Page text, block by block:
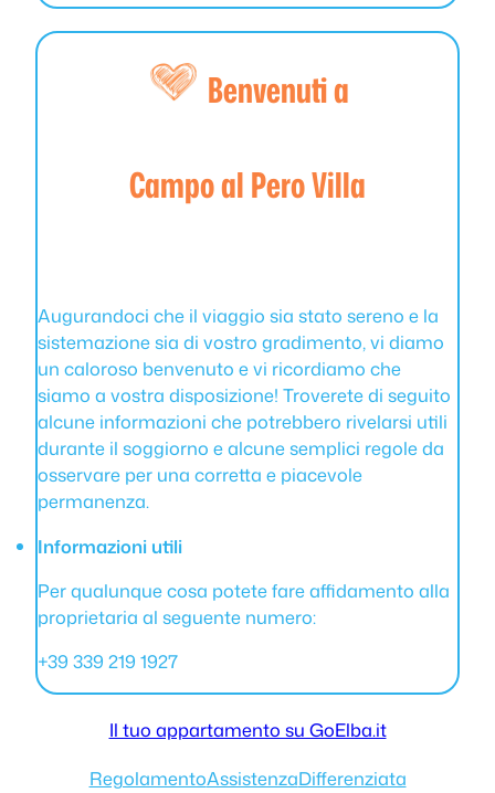
Benvenuti a
Campo al Pero Villa
Augurandoci che il viaggio sia stato sereno e la
sistemazione sia di vostro gradimento, vi diamo
un caloroso benvenuto e vi ricordiamo che
siamo a vostra disposizione! Troverete di seguito
alcune informazioni che potrebbero rivelarsi utili
durante il soggiorno e alcune semplici regole da
osservare per una corretta e piacevole
permanenza.
Informazioni utili
Per qualunque cosa potete fare affidamento alla
proprietaria al seguente numero:
+39 339 219 1927
Il tuo appartamento su GoElba.it
RegolamentoAssistenzaDifferenziata